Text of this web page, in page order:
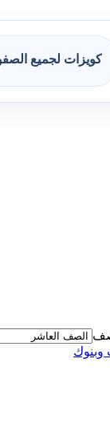
كويزات لجميع
وبنوك